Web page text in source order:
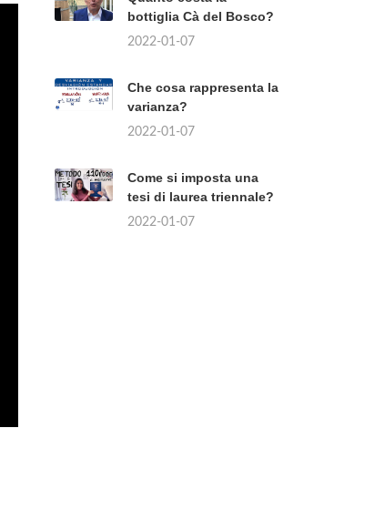
bottiglia Cà del Bosco?
2022-01-07
Che cosa rappresenta la
varianza?
2022-01-07
Come si imposta una
tesi di laurea triennale?
2022-01-07